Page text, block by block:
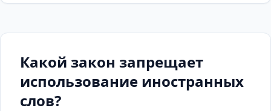
Какой закон запрещает
использование иностранных
слов?